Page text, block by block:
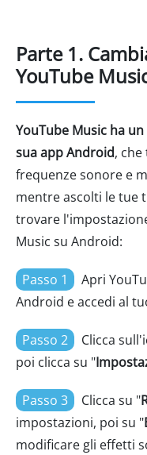
Parte 1.
YouTube
YouTube Music ha
sua app Android,
frequenze sonore e
mentre ascolti le tue
trovare
Music su Android:
Passo 1
Apri
Android e accedi al
Passo 2
Clicca
poi clicca su "
Passo 3 Clicca su "
impostazioni, poi su "
modificare gli effetti